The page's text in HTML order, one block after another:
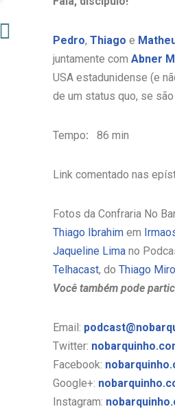
Pedro, Thiago e
juntamente com Abner
USA estadunidense (e
de um status quo, se
Tempo: 86 min
Link comentado nas
Fotos da Confraria No
Thiago Ibrahimem
Jaqueline Limano
Telhacast, do Thiago Miro
Você também pode
Email:
Twitter:
Facebook:
Google+:
Instagram: